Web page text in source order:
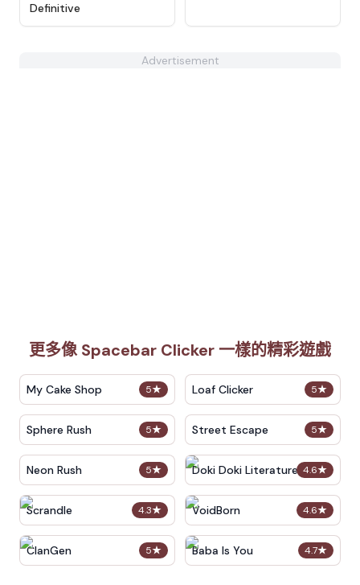
Definitive
Advertisement
更多像 Spacebar Clicker 一樣的精彩遊戲
5★
My Cake Shop 5★
Loaf Clicker
5★
Sphere Rush 5★
Street Escape
5★
Neon Rush 4.6★
Doki Doki Literature Club
4.3★
Scrandle 4.6★
VoidBorn
5★
ClanGen 4.7★
Baba Is You